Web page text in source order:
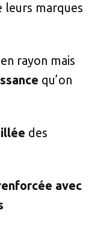
leurs marques
rayon mais
qu’on
des
avec